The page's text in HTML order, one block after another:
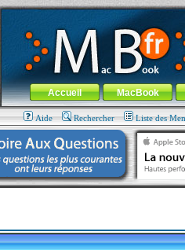
fr.com : 100% Apple... 100% nomade !
au contenu-Aller au menu général
Menu général
Accueil MacBook
Aide Rechercher Liste des